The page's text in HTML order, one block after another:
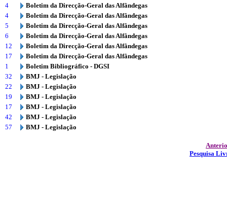
4
Boletim da Direcção-Geral das Alfândegas
4
Boletim da Direcção-Geral das Alfândegas
5
Boletim da Direcção-Geral das Alfândegas
6
Boletim da Direcção-Geral das Alfândegas
12
Boletim da Direcção-Geral das Alfândegas
17
Boletim da Direcção-Geral das Alfândegas
1
Boletim Bibliográfico - DGSI
32
BMJ - Legislação
22
BMJ - Legislação
19
BMJ - Legislação
17
BMJ - Legislação
42
BMJ - Legislação
57
BMJ - Legislação
Pesquisa